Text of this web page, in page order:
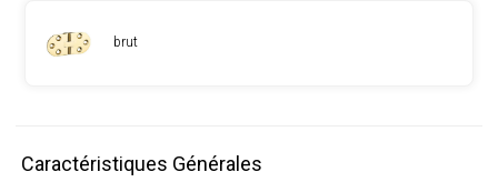
brut
Caractéristiques Générales